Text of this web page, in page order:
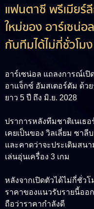
แฟนตาซี พรีเมียร์
ใหม่ของ อาร์เซน่
กับทีมได้ไม่กี่ชั่วโมง
อาร์เซน่อล แถลงการณ์เปิ
อาแจ็กซ์ อัมสเตอร์ดัม ด้ว
ยาว 5 ปี ถึง มิ.ย. 2028
ปราการหลังทีมชาติเนเธ
เคยเป็นของ วิลเลี่ยม ซา
และคาดว่าจะประเดิมสน
เล่นอุ่นเครื่อง 3 เกม
หลังจากเปิดตัวได้ไม่กี่ชั่ว
ราคาของแนวรับรายนี้ออ
ถือว่าราคากำลังดี